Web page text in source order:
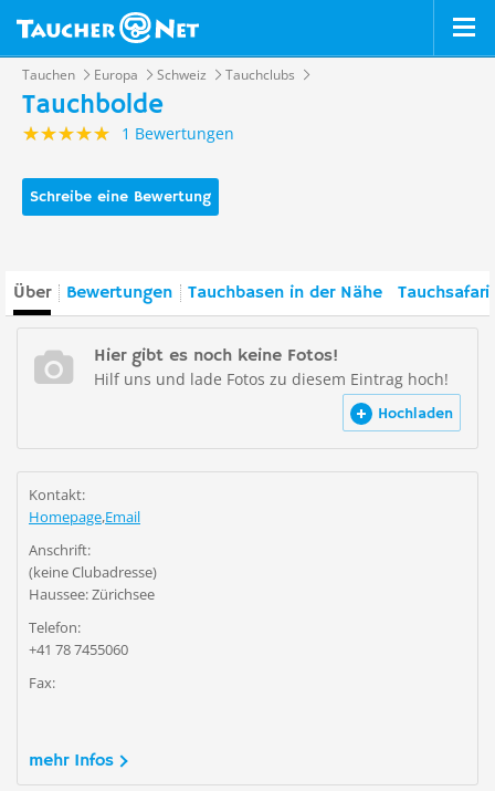
Tauchen Europa Schweiz Tauchclubs
Tauchbolde
1 Bewertungen
Schreibe eine Bewertung
Über Bewertungen Tauchbasen in der Nähe
Hier gibt es noch keine Fotos!
Hilf uns und lade Fotos zu diesem Eintrag hoch!
Hochladen
Kontakt:
Homepage,Email
Anschrift:
(keine Clubadresse)
Haussee: Zürichsee
Telefon:
+41 78 7455060
Fax:
mehr Infos